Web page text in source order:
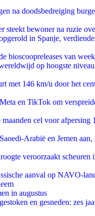
na doodsbedreiging
steekt bewoner na ruzie
in Spanje,
bioscoopreleases van
op hoogste
met 146 km/u door het
en TikTok om
cel voor afpersing
Arabië en Jemen aan,
veroorzaakt
aanval op NAVO-
in augustus
en gesneden: zes